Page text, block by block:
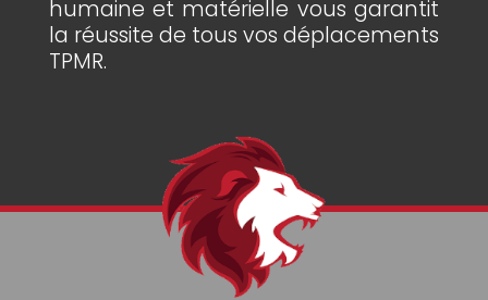
humaine et matérielle vous garantit
la réussite de tous vos déplacements
TPMR.